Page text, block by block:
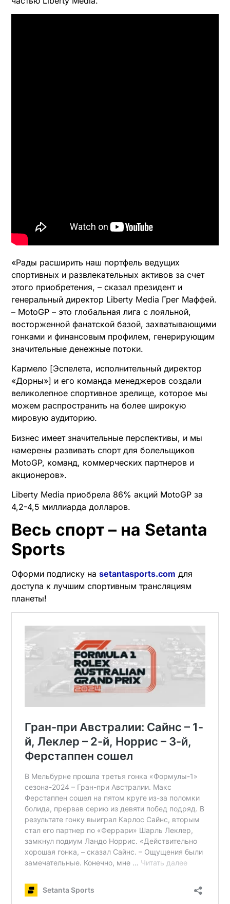
«Рады расширить наш портфель ведущих
спортивных и развлекательных активов за счет
этого приобретения, – сказал президент и
генеральный директор Liberty Media Грег Маффей.
– MotoGP – это глобальная лига с лояльной,
восторженной фанатской базой, захватывающими
гонками и финансовым профилем, генерирующим
значительные денежные потоки.
Кармело [Эспелета, исполнительный директор
«Дорны»] и его команда менеджеров создали
великолепное спортивное зрелище, которое мы
можем распространить на более широкую
мировую аудиторию.
Бизнес имеет значительные перспективы, и мы
намерены развивать спорт для болельщиков
MotoGP, команд, коммерческих партнеров и
акционеров».
Liberty Media приобрела 86% акций MotoGP за
4,2-4,5 миллиарда долларов.
Весь спорт – на Setanta
Sports
Оформи подписку на setantasports.com для
доступа к лучшим спортивным трансляциям
планеты!